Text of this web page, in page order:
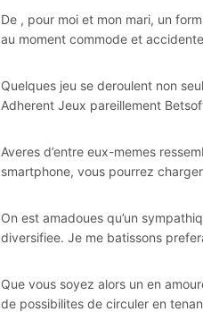
De , pour moi et mon mari, un
au moment commode et
Quelques jeu se deroulent non
Adherent Jeux pareillement
Averes d’entre eux-memes
smartphone, vous pourrez
On est amadoues qu’un
diversifiee. Je me batissons
Que vous soyez alors un en
de possibilites de circuler en